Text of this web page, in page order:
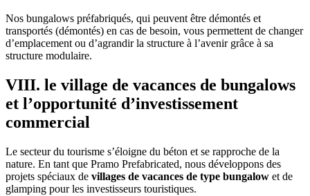
Nos bungalows préfabriqués, qui peuvent être démontés et
transportés (démontés) en cas de besoin, vous permettent de changer
d’emplacement ou d’agrandir la structure à l’avenir grâce à sa
structure modulaire.
VIII. le village de vacances de bungalows
et l’opportunité d’investissement
commercial
Le secteur du tourisme s’éloigne du béton et se rapproche de la
nature. En tant que Pramo Prefabricated, nous développons des
projets spéciaux de villages de vacances de type bungalow et de
glamping pour les investisseurs touristiques.